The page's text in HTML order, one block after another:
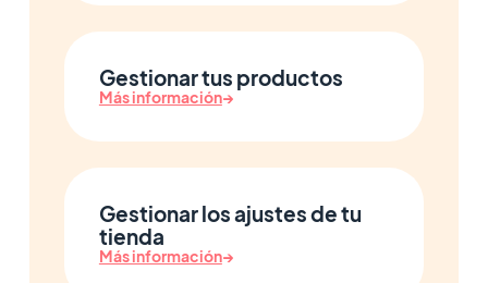
Gestionar tus productos
Más información→
Gestionar los ajustes de tu
tienda
Más información→